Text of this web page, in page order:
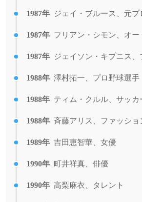
1987年 ジェイ・ブルース、元
1987年 フリアン・シモン、オー
1987年 ジェイソン・キプニス
1988年 澤村拓一、プロ野球選手
1988年 ティム・クルル、サッカ
1988年 斉藤アリス、ファッショ
1989年 吉田恵智華、女優
1990年 町井祥真、俳優
1990年 高梨麻衣、タレント